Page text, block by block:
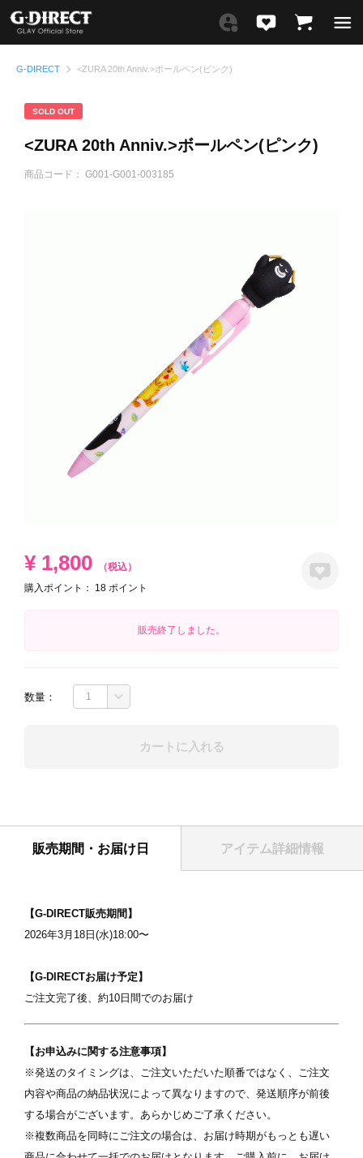
G-DIRECT <ZURA 20th Anniv.>ボールペン(ピンク)
SOLD OUT
<ZURA 20th Anniv.>ボールペン(ピンク)
商品コード： G001-G001-003185
¥ 1,800
（税込）
購入ポイント：
18 ポイント
販売終了しました。
数量：
カートに入れる
販売期間・お届け日 アイテム詳細情報
【G-DIRECT販売期間】
2026年3月18日(水)18:00〜
【G-DIRECTお届け予定】
ご注文完了後、約10日間でのお届け
【お申込みに関する注意事項】
※発送のタイミングは、ご注文いただいた順番ではなく、ご注文
内容や商品の納品状況によって異なりますので、発送順序が前後
する場合がございます。あらかじめご了承ください。
※複数商品を同時にご注文の場合は、お届け時期がもっとも遅い
※ 写真は配置後も変更できます